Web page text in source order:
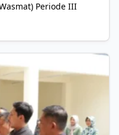
Periode III